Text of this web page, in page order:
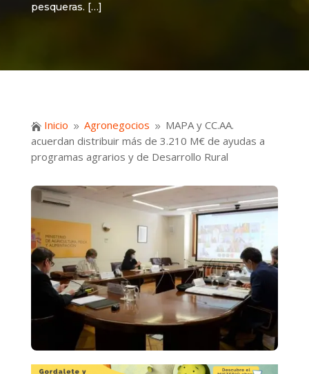
pesqueras. […]
 Inicio 9 Agronegocios 9 MAPA y CC.AA.
acuerdan distribuir más de 3.210 M€ de ayudas a
programas agrarios y de Desarrollo Rural